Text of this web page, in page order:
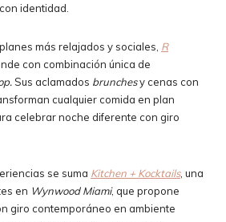
identidad.
más relajados y sociales, R
con combinación única de
Sus aclamados brunchesy cenas con
cualquier comida en plan
celebrar noche diferente con giro
se suma Kitchen + Kocktails, una
en Wynwood Miami, que propone
giro contemporáneo en ambiente